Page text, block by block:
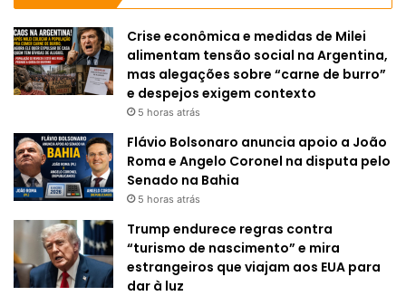
Crise econômica e medidas de Milei
alimentam tensão social na Argentina,
mas alegações sobre “carne de burro”
e despejos exigem contexto
5 horas atrás
Flávio Bolsonaro anuncia apoio a João
Roma e Angelo Coronel na disputa pelo
Senado na Bahia
5 horas atrás
Trump endurece regras contra
“turismo de nascimento” e mira
estrangeiros que viajam aos EUA para
dar à luz